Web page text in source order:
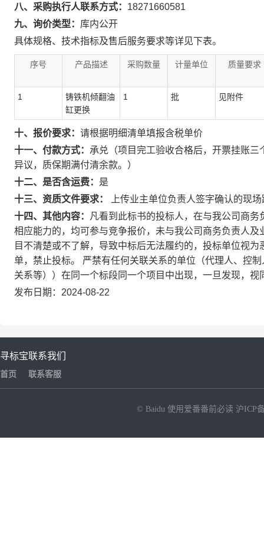
八、采购执行人联系方式： 18271660581
九、询价类型： 库内公开
具体规格、技术指标及售后服务要求等详见下表。
序号 产品描述 采购数量 计量单位 质量要求
1
铸铁机倾翻油
缸更换
1 批 见附件
十、报价要求： 请根据明细清单填报含税单价
十一、付款方式： 承兑（项目完工验收合格后，开票挂账
异议，质保期满付清余款。）
十二、是否含运费： 是
十三、资质文件要求：
上传业主单位负责人签字确认的现
十四、其他内容：
凡看到此标书的投标人，在与我公司商
相应能力的，均可参与竞争报价，未与我公司商务负责人
目不清楚或不了解，导致中标后无法履约的，投标单位视
单，禁止投标。 严禁有任何关联关系的单位（代理人、控
关系等））在同一个标段同一个项目中出现，一旦发现，
发布日期：2024-08-22
寻标宝
首页
联系我们
联系客服
© Baidu 使用爱番番前必读 沪ICP